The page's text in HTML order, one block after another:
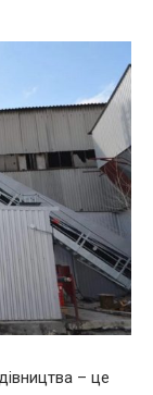
– це